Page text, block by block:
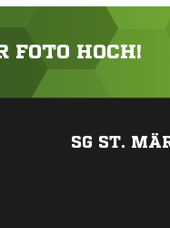
FOTO HOCH!
SG ST.